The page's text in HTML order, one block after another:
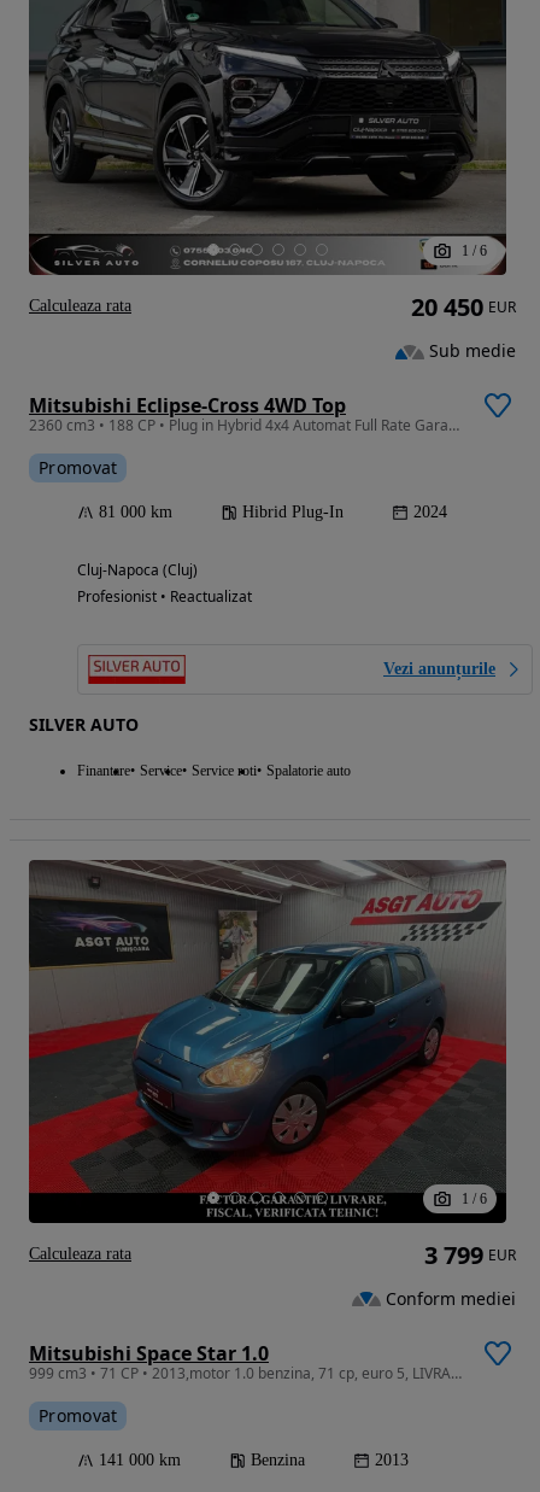
1 / 6
Mitsubishi Eclipse-Cross 4WD Top
2360 cm3 • 188 CP • Plug in Hybrid 4x4 Automat Full Rate Garantie 2 ANI
Promovat
81 000 km Hibrid Plug-In 2024
Cluj-Napoca (Cluj)
Profesionist • Reactualizat
Vezi anunțurile
SILVER AUTO
Finantare Service Service roti Spalatorie auto
20 450 EUR
Sub medie
Calculeaza rata
1 / 6
Mitsubishi Space Star 1.0
999 cm3 • 71 CP • 2013,motor 1.0 benzina, 71 cp, euro 5, LIVRARE GRATUITA, GARANTIE
Promovat
141 000 km Benzina 2013
3 799 EUR
Conform mediei
Calculeaza rata